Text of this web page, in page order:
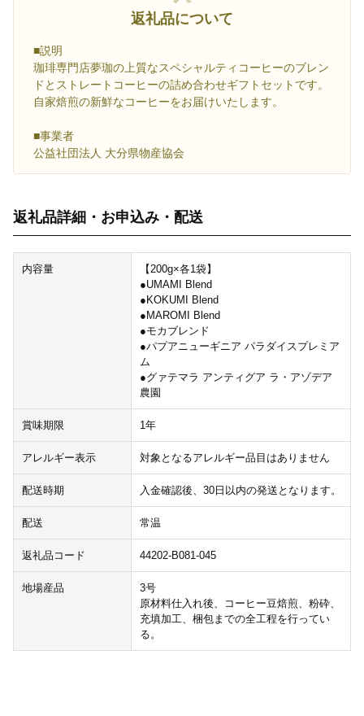
返礼品について
■説明
珈琲専門店夢珈の上質なスペシャルティコーヒーのブレン
ドとストレートコーヒーの詰め合わせギフトセットです。
自家焙煎の新鮮なコーヒーをお届けいたします。
■事業者
公益社団法人 大分県物産協会
返礼品詳細・お申込み・配送
内容量
【200g×各1袋】
●UMAMI Blend
●KOKUMI Blend
●MAROMI Blend
●モカブレンド
●パプアニューギニア パラダイスプレミア
ム
●グァテマラ アンティグア ラ・アゾデア
農園
賞味期限 1年
アレルギー表示 対象となるアレルギー品目はありません
配送時期 入金確認後、30日以内の発送となります。
配送 常温
返礼品コード 44202-B081-045
地場産品
3号
原材料仕入れ後、コーヒー豆焙煎、粉砕、
充填加工、梱包までの全工程を行ってい
る。